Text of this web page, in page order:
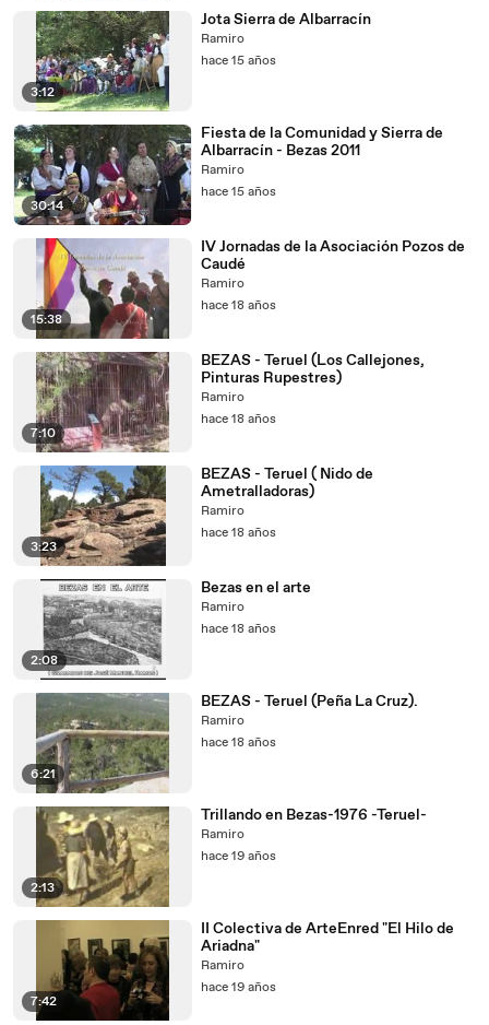
3:12
Jota Sierra de Albarracín
Ramiro
hace 15 años
30:14
Fiesta de la Comunidad y Sierra de
Albarracín - Bezas 2011
Ramiro
hace 15 años
15:38
IV Jornadas de la Asociación Pozos de
Caudé
Ramiro
hace 18 años
7:10
BEZAS - Teruel (Los Callejones,
Pinturas Rupestres)
Ramiro
hace 18 años
3:23
BEZAS - Teruel ( Nido de
Ametralladoras)
Ramiro
hace 18 años
2:08
Bezas en el arte
Ramiro
hace 18 años
6:21
BEZAS - Teruel (Peña La Cruz).
Ramiro
hace 18 años
2:13
Trillando en Bezas-1976 -Teruel-
Ramiro
hace 19 años
7:42
II Colectiva de ArteEnred "El Hilo de
Ariadna"
Ramiro
hace 19 años